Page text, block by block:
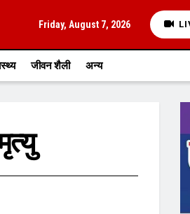
Friday, August 7, 2026
जीवन शैली अन्य